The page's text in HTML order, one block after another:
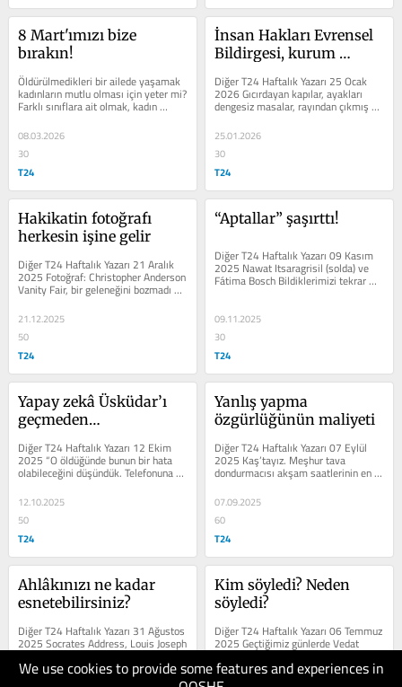
We use cookies to provide some features and experiences in
8 Mart'ımızı bize
bırakın!
Öldürülmedikleri bir ailede yaşamak
kadınların mutlu olması için yeter mi?
Farklı sınıflara ait olmak, kadın
08.03.2026
30
T24
İnsan Hakları Evrensel
Bildirgesi, kurum
mü?
Diğer T24 Haftalık Yazarı 25 Ocak
2026 Gıcırdayan kapılar, ayakları
dengesiz masalar, rayından çıkmış
perdeler, yıpranmış duvar...
25.01.2026
30
T24
Hakikatin fotoğrafı
herkesin işine gelir
Diğer T24 Haftalık Yazarı 21 Aralık
2025 Fotoğraf: Christopher Anderson
Vanity Fair, bir geleneğini bozmadı ve
Amerika Birleşik Devletleri...
21.12.2025
50
T24
“Aptallar” şaşırttı!
Diğer T24 Haftalık Yazarı 09 Kasım
2025 Nawat Itsaragrisil (solda) ve
Fátima Bosch Bildiklerimizi tekrar
09.11.2025
30
T24
Yapay zekâ Üsküdar’ı
geçmeden…
Diğer T24 Haftalık Yazarı 12 Ekim
2025 “O öldüğünde bunun bir hata
olabileceğini düşündük. Telefonuna
ancak bir hafta sonra...
12.10.2025
50
T24
Yanlış yapma
özgürlüğünün maliyeti
Diğer T24 Haftalık Yazarı 07 Eylül
2025 Kaş’tayız. Meşhur tava
dondurmacısı akşam saatlerinin en
popüler mekânı. O zamanlar 8-9...
07.09.2025
60
T24
Ahlâkınızı ne kadar
esnetebilirsiniz?
Diğer T24 Haftalık Yazarı 31 Ağustos
2025 Socrates Address, Louis Joseph
Lebrun (1867) Kemal Sunal
öldüğünde çok üzülmüştüm. Onun...
Kim söyledi? Neden
söyledi?
Diğer T24 Haftalık Yazarı 06 Temmuz
2025 Geçtiğimiz günlerde Vedat
Milor, yılların balıkçısı İsmet Baba’ya
gittiğinde rakının...